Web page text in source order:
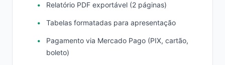
Relatório PDF exportável (2 páginas)
Tabelas formatadas para apresentação
Pagamento via Mercado Pago (PIX, cartão,
boleto)